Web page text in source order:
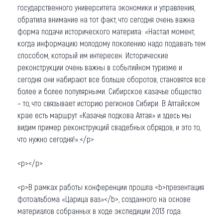
государственного университета экономики и управления,
обратила внимание на тот факт, что сегодня очень важна
форма подачи исторического материла: «Настал момент,
когда информацию молодому поколению надо подавать тем
способом, который им интересен. Исторические
реконструкции очень важны в событийном туризме и
сегодня они набирают все больше оборотов, становятся все
более и более популярными. Сибирское казачье общество
– то, что связывает историю регионов Сибири. В Алтайском
крае есть маршрут «Казачья подкова Алтая» и здесь мы
видим пример реконструкций свадебных обрядов, и это то,
что нужно сегодня!».</p>
<p></p>
<p>В рамках работы конференции прошла <b>презентация
фотоальбома «Царица ваз»</b>, созданного на основе
материалов собранных в ходе экспедиции 2013 года.